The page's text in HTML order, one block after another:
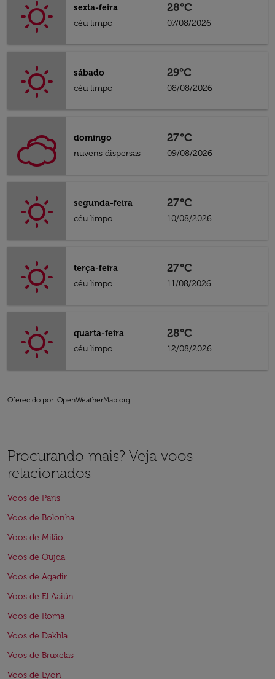
sexta-feira
céu limpo
28°C
07/08/2026
sábado
céu limpo
29°C
08/08/2026
domingo
nuvens dispersas
27°C
09/08/2026
segunda-feira
céu limpo
27°C
10/08/2026
terça-feira
céu limpo
27°C
11/08/2026
quarta-feira
céu limpo
28°C
12/08/2026
Oferecido por: OpenWeatherMap.org
Procurando mais? Veja voos
relacionados
Voos de Paris
Voos de Bolonha
Voos de Milão
Voos de Oujda
Voos de Agadir
Voos de El Aaiún
Voos de Roma
Voos de Dakhla
Voos de Bruxelas
Voos de Lyon